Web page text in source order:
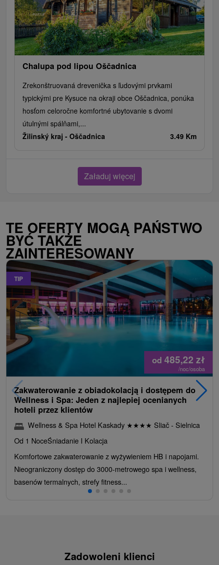
Chalupa pod lipou Oščadnica
Zrekonštruovaná drevenička s ľudovými prvkami
typickými pre Kysuce na okraji obce Oščadnica, ponúka
hosťom celoročne komfortné ubytovanie s dvomi
útulnými spálňami,...
Žilinský kraj - Oščadnica 3.49 Km
Załaduj więcej
TE OFERTY MOGĄ PAŃSTWO
BYĆ TAKŻE
ZAINTERESOWANY
TIP
od 485,22 zł
/noc/osoba
Zakwaterowanie z obiadokolacją i dostępem do
Wellness i Spa: Jeden z najlepiej ocenianych
hoteli przez klientów
Wellness & Spa Hotel Kaskady ★★★★ Sliač - Sielnica
Od 1 NoceŚniadanie I Kolacja
Komfortowe zakwaterowanie z wyżywieniem HB i napojami.
Nieograniczony dostęp do 3000-metrowego spa i wellness,
basenów termalnych, strefy fitness...
Zadowoleni klienci